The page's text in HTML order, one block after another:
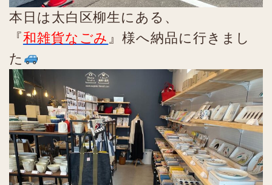
本日は太白区柳生にある、
『和雑貨なごみ 』様へ納品に行きまし
た